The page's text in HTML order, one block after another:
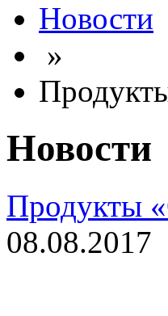
Новости
»
Новости
Продукты
08.08.2017